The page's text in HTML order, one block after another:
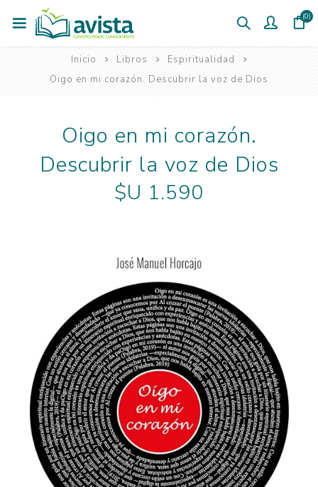
(0)
Inicio Libros
Espiritualidad
Oigo en mi corazón. Descubrir la voz de Dios
Oigo en mi corazón.
Descubrir la voz de Dios
$U 1.590